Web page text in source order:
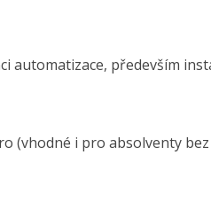
automatizace, především
(vhodné i pro absolventy